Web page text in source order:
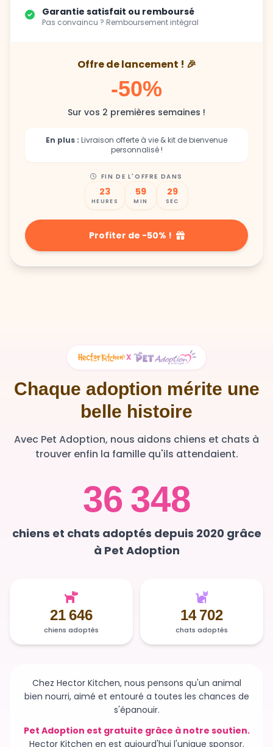
Garantie satisfait ou remboursé
Pas convaincu ? Remboursement intégral
Offre de lancement ! 🎉
-50%
Sur vos 2 premières semaines !
En plus : Livraison offerte à vie & kit de bienvenue
personnalisé !
FIN DE L'OFFRE DANS
23
HEURES
59
MIN
28
SEC
Profiter de -50% !
X
Chaque adoption mérite une
belle histoire
Avec Pet Adoption, nous aidons chiens et chats à
trouver enfin la famille qu'ils attendaient.
36 348
chiens et chats adoptés depuis 2020 grâce
à Pet Adoption
21 646
chiens adoptés
14 702
chats adoptés
Chez Hector Kitchen, nous pensons qu'un animal
bien nourri, aimé et entouré a toutes les chances de
s'épanouir.
Pet Adoption est gratuite grâce à notre soutien.
Hector Kitchen en est aujourd'hui l'unique sponsor.